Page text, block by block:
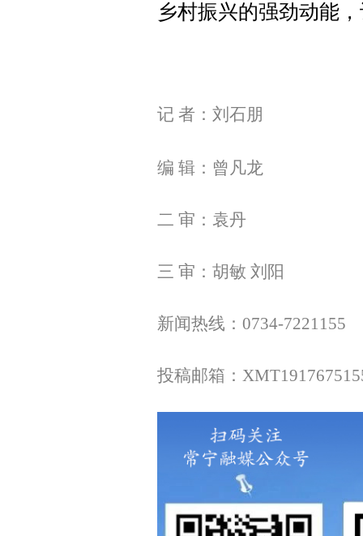
乡村振兴的强劲动能
记 者：刘石朋
编 辑：曾凡龙
二 审：袁丹
三 审：胡敏 刘阳
新闻热线：0734-7221155
投稿邮箱：XMT